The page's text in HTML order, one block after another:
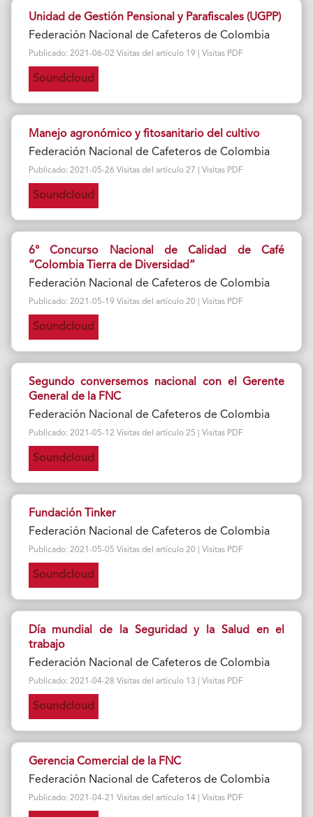
Unidad de Gestión Pensional y Parafiscales (UGPP)
Federación Nacional de Cafeteros de Colombia
Publicado: 2021-06-02 Visitas del artículo 19 | Visitas PDF
Soundcloud
Manejo agronómico y fitosanitario del cultivo
Federación Nacional de Cafeteros de Colombia
Publicado: 2021-05-26 Visitas del artículo 27 | Visitas PDF
Soundcloud
6° Concurso Nacional de Calidad de Café
“Colombia Tierra de Diversidad”
Federación Nacional de Cafeteros de Colombia
Publicado: 2021-05-19 Visitas del artículo 20 | Visitas PDF
Soundcloud
Segundo conversemos nacional con el Gerente
General de la FNC
Federación Nacional de Cafeteros de Colombia
Publicado: 2021-05-12 Visitas del artículo 25 | Visitas PDF
Soundcloud
Fundación Tinker
Federación Nacional de Cafeteros de Colombia
Publicado: 2021-05-05 Visitas del artículo 20 | Visitas PDF
Soundcloud
Día mundial de la Seguridad y la Salud en el
trabajo
Federación Nacional de Cafeteros de Colombia
Publicado: 2021-04-28 Visitas del artículo 13 | Visitas PDF
Soundcloud
Gerencia Comercial de la FNC
Federación Nacional de Cafeteros de Colombia
Publicado: 2021-04-21 Visitas del artículo 14 | Visitas PDF